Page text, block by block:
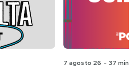
7 agosto 26 - 37 min